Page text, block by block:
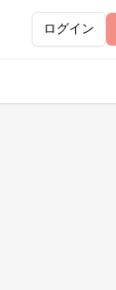
ログイン